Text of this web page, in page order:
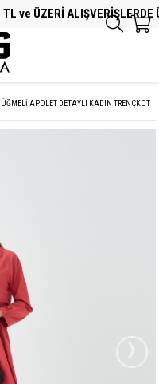
ve ÜZERİ ALIŞVERİŞLERDE
APOLET DETAYLI KADIN TRENÇKOT